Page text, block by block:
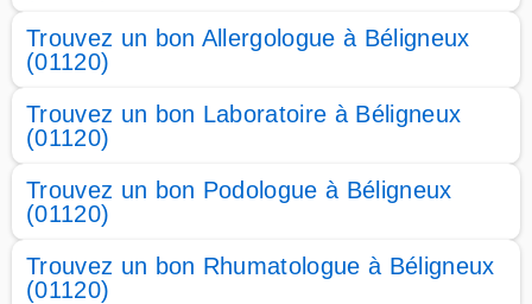
Trouvez un bon Allergologue à Béligneux
(01120)
Trouvez un bon Laboratoire à Béligneux
(01120)
Trouvez un bon Podologue à Béligneux
(01120)
Trouvez un bon Rhumatologue à Béligneux
(01120)